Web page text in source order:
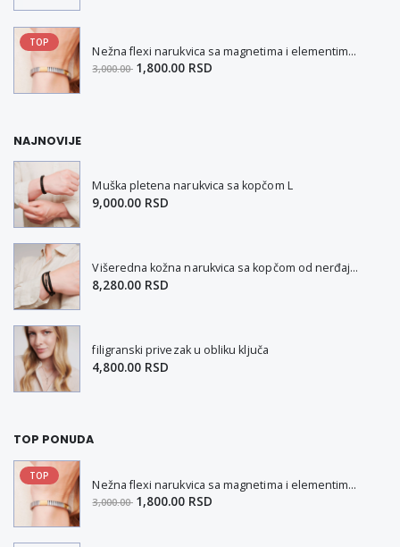
TOP
Nežna flexi narukvica sa magnetima i elementima u boji zlata i bakrom M
3,000.00 1,800.00 RSD
NAJNOVIJE
Muška pletena narukvica sa kopčom L
9,000.00 RSD
Višeredna kožna narukvica sa kopčom od nerđajućeg čelika L-XL
8,280.00 RSD
filigranski privezak u obliku ključa
4,800.00 RSD
TOP PONUDA
TOP
Nežna flexi narukvica sa magnetima i elementima u boji zlata i bakrom M
3,000.00 1,800.00 RSD